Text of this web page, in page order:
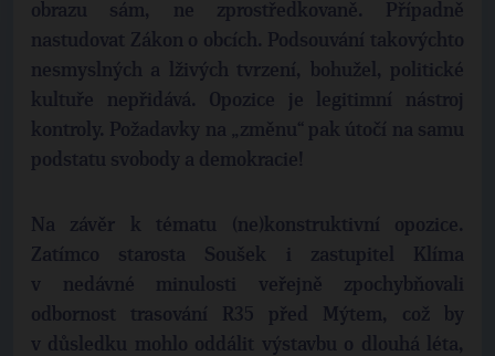
obrazu sám, ne zprostředkovaně. Případně
nastudovat Zákon o obcích. Podsouvání takovýchto
nesmyslných a lživých tvrzení, bohužel, politické
kultuře nepřidává. Opozice je legitimní nástroj
kontroly. Požadavky na „změnu“ pak útočí na samu
podstatu svobody a demokracie!
Na závěr k tématu (ne)konstruktivní opozice.
Zatímco starosta Soušek i zastupitel Klíma
v nedávné minulosti veřejně zpochybňovali
odbornost trasování R35 před Mýtem, což by
v důsledku mohlo oddálit výstavbu o dlouhá léta,